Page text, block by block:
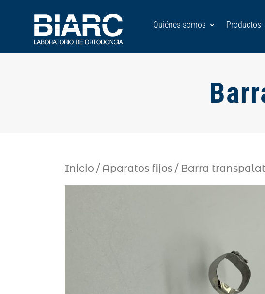
Quiénes somos Productos
Inicio / Aparatos fijos / Barra